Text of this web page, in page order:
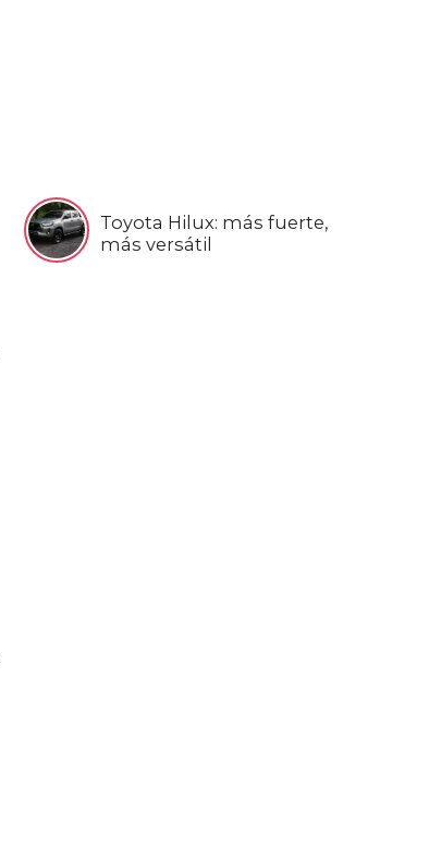
Toyota Hilux: más fuerte,
más versátil